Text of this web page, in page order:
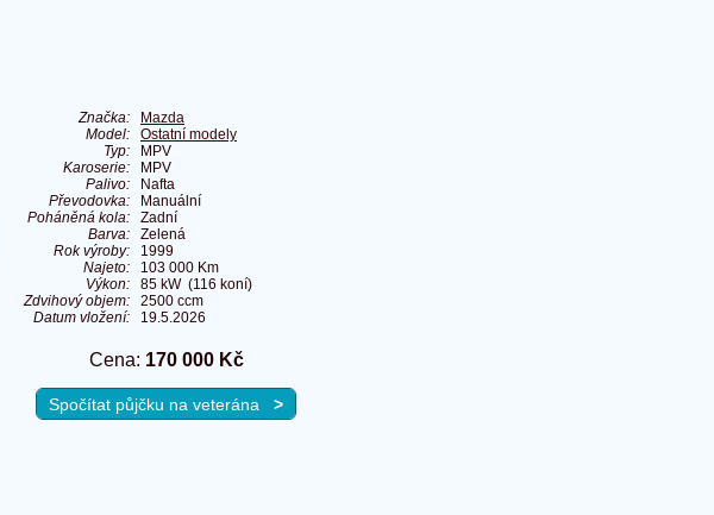
Značka:
Mazda
Model:
Ostatní modely
Typ:
MPV
Karoserie:
MPV
Palivo:
Nafta
Převodovka:
Manuální
Poháněná kola:
Zadní
Barva:
Zelená
Rok výroby:
1999
Najeto:
103 000 Km
Výkon:
85 kW (116 koní)
Zdvihový objem:
2500 ccm
Datum vložení:
19.5.2026
Cena: 170 000 Kč
Spočítat půjčku na veterána >